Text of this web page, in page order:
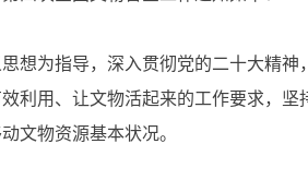
想为指导，深入贯彻党的二十大精
利用、让文物活起来的工作要求，
文物资源基本状况。